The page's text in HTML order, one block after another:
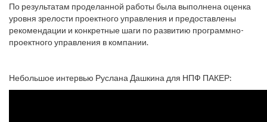
По результатам проделанной работы была выполнена оценка
уровня зрелости проектного управления и предоставлены
рекомендации и конкретные шаги по развитию программно-
проектного управления в компании.
Небольшое интервью Руслана Дашкина для НПФ ПАКЕР: